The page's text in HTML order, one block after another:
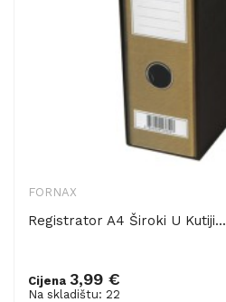
FORNAX
Registrator A4 Široki U Kutiji...
Cijena 3,99 €
Na skladištu: 22
Dodaj u košaricu